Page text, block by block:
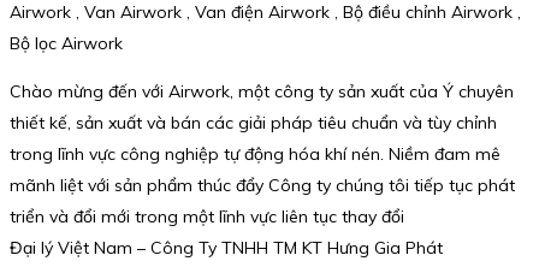
Airwork , Van Airwork , Van điện Airwork , Bộ điều chỉnh Airwork ,
Bộ lọc Airwork
Chào mừng đến với Airwork, một công ty sản xuất của Ý chuyên
thiết kế, sản xuất và bán các giải pháp tiêu chuẩn và tùy chỉnh
trong lĩnh vực công nghiệp tự động hóa khí nén. Niềm đam mê
mãnh liệt với sản phẩm thúc đẩy Công ty chúng tôi tiếp tục phát
triển và đổi mới trong một lĩnh vực liên tục thay đổi
Đại lý Việt Nam – Công Ty TNHH TM KT Hưng Gia Phát